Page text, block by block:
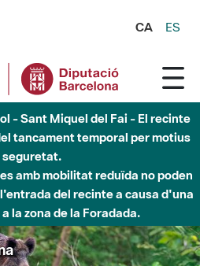
CA ES
- Sant Miquel del Fai - El recinte
tancament temporal per motius
seguretat.
amb mobilitat reduïda no poden
del recinte a causa d'una
la zona de la Foradada.